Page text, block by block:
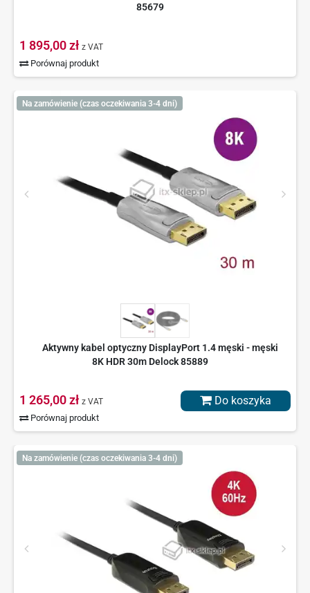
85679
1 895,00 zł z VAT
Porównaj produkt
Na zamówienie (czas oczekiwania 3-4 dni)
Aktywny kabel optyczny DisplayPort 1.4 męski - męski
8K HDR 30m Delock 85889
1 265,00 zł z VAT
Porównaj produkt
Do koszyka
Na zamówienie (czas oczekiwania 3-4 dni)